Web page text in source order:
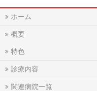
ホーム
概要
特色
診療内容
関連病院一覧